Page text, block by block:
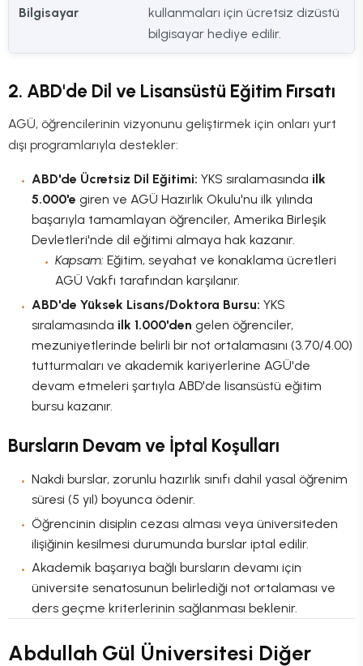
Bilgisayar
kullanmaları için ücretsiz dizüstü
bilgisayar hediye edilir.
2. ABD'de Dil ve Lisansüstü Eğitim Fırsatı
AGÜ, öğrencilerinin vizyonunu geliştirmek için onları yurt
dışı programlarıyla destekler:
ABD'de Ücretsiz Dil Eğitimi: YKS sıralamasında ilk
5.000'e giren ve AGÜ Hazırlık Okulu'nu ilk yılında
başarıyla tamamlayan öğrenciler, Amerika Birleşik
Devletleri'nde dil eğitimi almaya hak kazanır.
Kapsam: Eğitim, seyahat ve konaklama ücretleri
AGÜ Vakfı tarafından karşılanır.
ABD'de Yüksek Lisans/Doktora Bursu: YKS
sıralamasında ilk 1.000'den gelen öğrenciler,
mezuniyetlerinde belirli bir not ortalamasını (3.70/4.00)
tutturmaları ve akademik kariyerlerine AGÜ'de
devam etmeleri şartıyla ABD'de lisansüstü eğitim
bursu kazanır.
Bursların Devam ve İptal Koşulları
Nakdi burslar, zorunlu hazırlık sınıfı dahil yasal öğrenim
süresi (5 yıl) boyunca ödenir.
Öğrencinin disiplin cezası alması veya üniversiteden
ilişiğinin kesilmesi durumunda burslar iptal edilir.
Akademik başarıya bağlı bursların devamı için
üniversite senatosunun belirlediği not ortalaması ve
ders geçme kriterlerinin sağlanması beklenir.
Abdullah Gül Üniversitesi Diğer